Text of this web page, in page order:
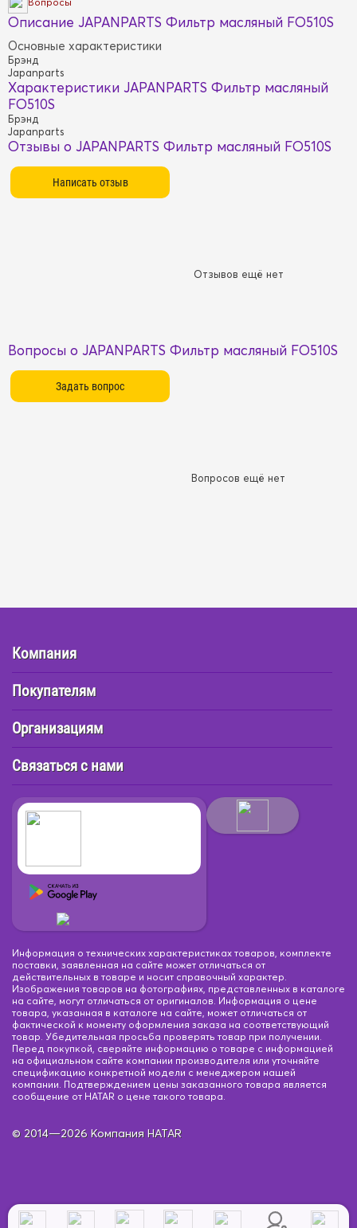
Вопросы
Описание JAPANPARTS Фильтр масляный FO510S
Основные характеристики
Брэнд
Japanparts
Характеристики JAPANPARTS Фильтр масляный
FO510S
Брэнд
Japanparts
Отзывы о JAPANPARTS Фильтр масляный FO510S
Отзывов ещё нет
Вопросы о JAPANPARTS Фильтр масляный FO510S
Вопросов ещё нет
Компания
Покупателям
Организациям
Связаться с нами
Информация о технических характеристиках товаров, комплекте
поставки, заявленная на сайте может отличаться от
действительных в товаре и носит справочный характер.
Изображения товаров на фотографиях, представленных в каталоге
на сайте, могут отличаться от оригиналов. Информация о цене
товара, указанная в каталоге на сайте, может отличаться от
фактической к моменту оформления заказа на соответствующий
товар. Убедительная просьба проверять товар при получении.
Перед покупкой, сверяйте информацию о товаре с информацией
на официальном сайте компании производителя или уточняйте
спецификацию конкретной модели с менеджером нашей
компании. Подтверждением цены заказанного товара является
сообщение от HATAR о цене такого товара.
© 2014—2026 Компания HATAR